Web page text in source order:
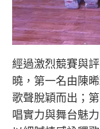
經過激烈競賽與
曉，第一名由陳
歌聲脫穎而出；
唱實力與舞台魅